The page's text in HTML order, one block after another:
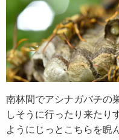
南林間でアシナガバチの
しそうに行ったり来たり
ようにじっとこちらを睨